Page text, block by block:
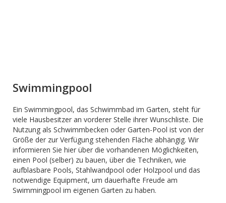
Swimmingpool
Ein Swimmingpool, das Schwimmbad im Garten, steht für
viele Hausbesitzer an vorderer Stelle ihrer Wunschliste. Die
Nutzung als Schwimmbecken oder Garten-Pool ist von der
Größe der zur Verfügung stehenden Fläche abhängig. Wir
informieren Sie hier über die vorhandenen Möglichkeiten,
einen Pool (selber) zu bauen, über die Techniken, wie
aufblasbare Pools, Stahlwandpool oder Holzpool und das
notwendige Equipment, um dauerhafte Freude am
Swimmingpool im eigenen Garten zu haben.